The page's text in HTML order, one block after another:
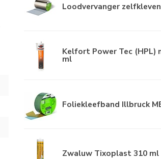
Loodvervanger
Kelfort Power Tec (HPL)
ml
Foliekleefband Illbruck
Zwaluw Tixoplast 310